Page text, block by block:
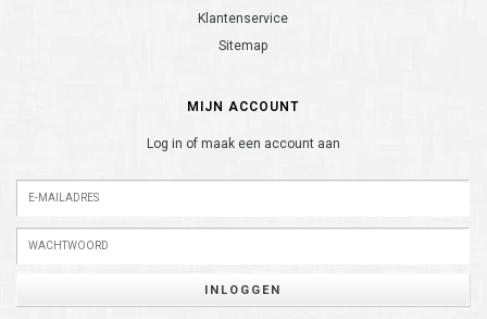
Klantenservice
Sitemap
MIJN ACCOUNT
Log in of maak een account aan
INLOGGEN